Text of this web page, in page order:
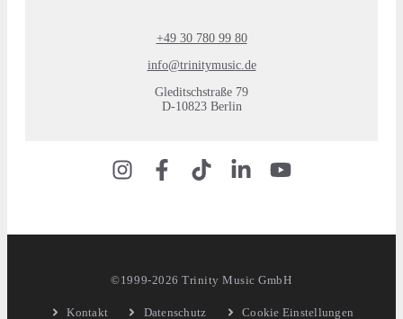
+49 30 780 99 80
info@trinitymusic.de
Gleditschstraße 79
D-10823 Berlin
©1999-2026 Trinity Music GmbH
Kontakt Datenschutz Cookie Einstellungen